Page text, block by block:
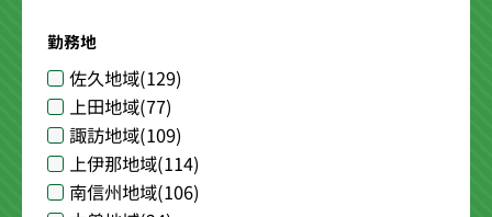
勤務地
佐久地域(129)
上田地域(77)
諏訪地域(109)
上伊那地域(114)
南信州地域(106)